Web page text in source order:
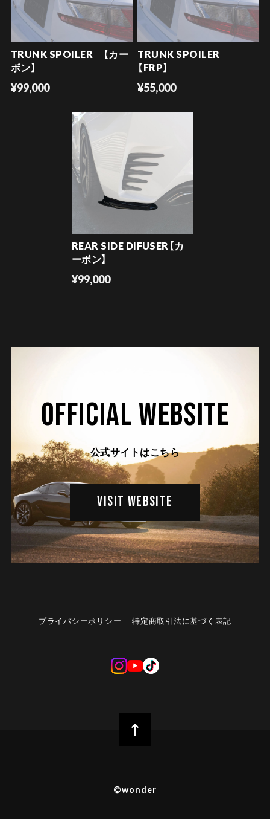
TRUNK SPOILER 【カー
ボン】
¥99,000
TRUNK SPOILER
【FRP】
¥55,000
REAR SIDE DIFUSER【カ
ーボン】
¥99,000
OFFICIAL WEBSITE
公式サイトはこちら
VISIT WEBSITE
プライバシーポリシー 特定商取引法に基づく表記
©︎wonder